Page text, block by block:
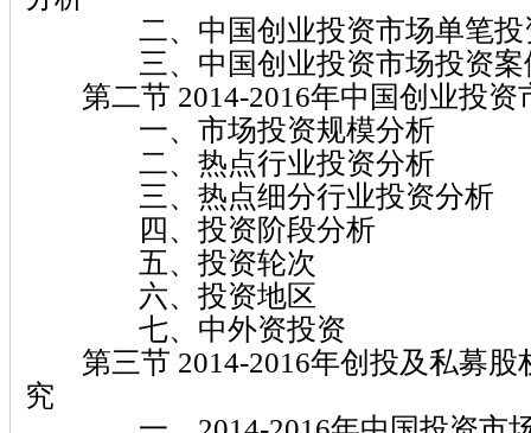
二、中国创业投资市场单笔投
三、中国创业投资市场投资案
第二节 2014-2016年中国创业投资
一、市场投资规模分析
二、热点行业投资分析
三、热点细分行业投资分析
四、投资阶段分析
五、投资轮次
六、投资地区
七、中外资投资
第三节 2014-2016年创投及私募股
究